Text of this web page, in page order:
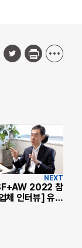
2022 참
체 인터뷰] 유진
NEXT